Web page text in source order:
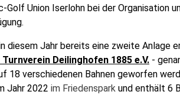
Union Iserlohn bei der Organisation
diesem Jahr bereits eine zweite Anlage
Deilinghofen 1885 e.V. -
18 verschiedenen Bahnen geworfen
Jahr 2022 im Friedenspark und enthält 6